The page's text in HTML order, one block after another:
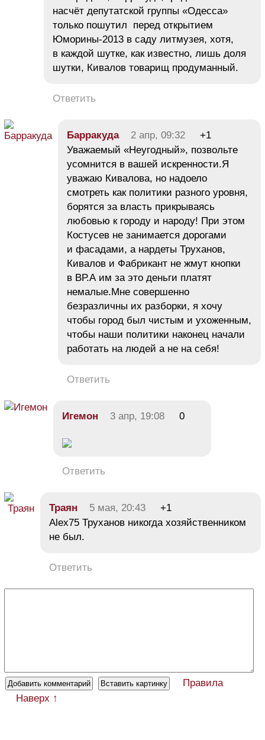
насчёт депутатской группы «Одесса»
только пошутил перед открытием
Юморины-2013 в саду литмузея, хотя,
в каждой шутке, как известно, лишь доля
шутки, Кивалов товарищ продуманный.
Ответить
Барракуда 2 апр, 09:32
+1
Уважаемый «Неугодный», позвольте
усомнится в вашей искренности.Я
уважаю Кивалова, но надоело
смотреть как политики разного уровня,
борятся за власть прикрываясь
любовью к городу и народу! При этом
Костусев не занимается дорогами
и фасадами, а нардеты Труханов,
Кивалов и Фабрикант не жмут кнопки
в ВР.А им за это деньги платят
немалые.Мне совершенно
безразличны их разборки, я хочу
чтобы город был чистым и ухоженным,
чтобы наши политики наконец начали
работать на людей а не на себя!
Ответить
Игемон 3 апр, 19:08 0
Ответить
Траян 5 мая, 20:43
+1
Alex75 Труханов никогда хозяйственником
не был.
Ответить
Правила
Наверх ↑